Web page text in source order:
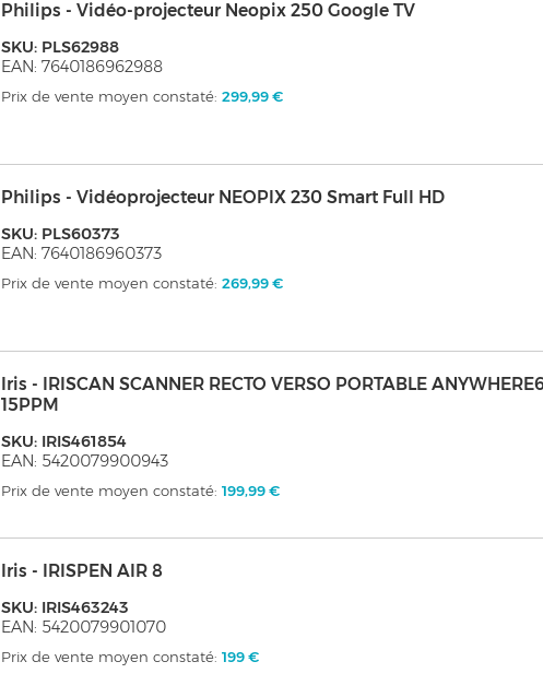
Philips - Vidéo-projecteur Neopix 250 Google TV
SKU: PLS62988
EAN: 7640186962988
Prix de vente moyen constaté:299,99 €
Philips - Vidéoprojecteur NEOPIX 230 Smart Full HD
SKU: PLS60373
EAN: 7640186960373
Prix de vente moyen constaté:269,99 €
Iris - IRISCAN SCANNER RECTO VERSO PORTABLE
15PPM
SKU: IRIS461854
EAN: 5420079900943
Prix de vente moyen constaté:199,99 €
Iris - IRISPEN AIR 8
SKU: IRIS463243
EAN: 5420079901070
Prix de vente moyen constaté:199 €